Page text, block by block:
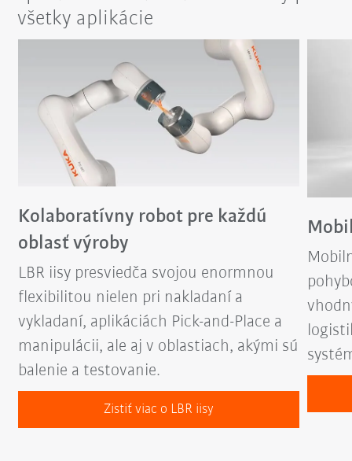
všetky aplikácie
Kolaboratívny robot pre každú
oblasť výroby
LBR iisy presviedča svojou enormnou
flexibilitou nielen pri nakladaní a
vykladaní, aplikáciách Pick-and-Place a
manipulácii, ale aj v oblastiach, akými sú
balenie a testovanie.
Zistiť viac o LBR iisy